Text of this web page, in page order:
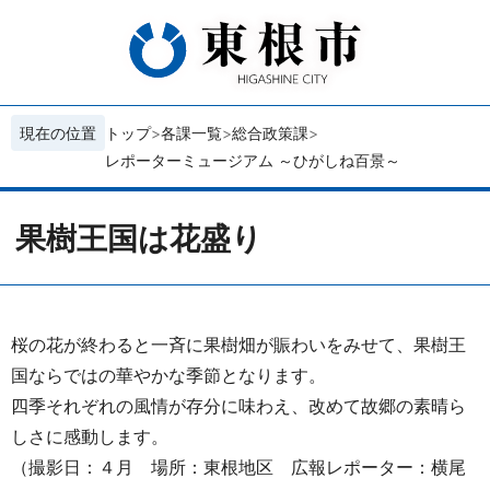
現在の位置 トップ 各課一覧 総合政策課
レポーターミュージアム ～ひがしね百景～
果樹王国は花盛り
桜の花が終わると一斉に果樹畑が賑わいをみせて、果樹王
国ならではの華やかな季節となります。
四季それぞれの風情が存分に味わえ、改めて故郷の素晴ら
しさに感動します。
（撮影日：４月
場所：東根地区 広報レポーター：横尾